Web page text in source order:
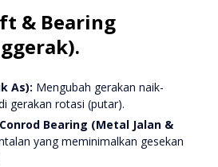
& Bearing
As): Mengubah gerakan naik-
gerakan rotasi (putar).
Bearing (Metal Jalan &
yang meminimalkan gesekan